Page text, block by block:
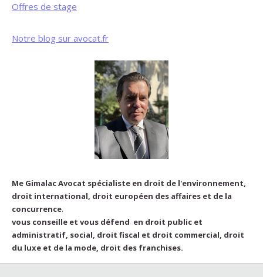
Offres de stage
Notre blog sur avocat.fr
Me Gimalac Avocat spécialiste en droit de l'environnement,
droit international, droit européen des affaires et de la
concurrence.
vous conseille et vous défend en droit public et
administratif, social, droit fiscal et droit commercial, droit
du luxe et de la mode, droit des franchises.